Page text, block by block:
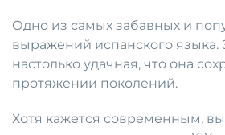
Одно из самых забавных и
выражений испанского языка.
настолько удачная, что она
протяжении поколений.
Хотя кажется современным,